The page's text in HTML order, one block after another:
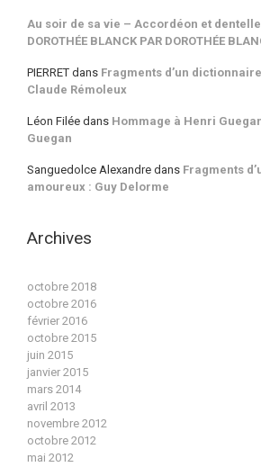
Au soir de sa vie – Accordéon et
DOROTHÉE BLANCK PAR DOROTHÉE
PIERRET dans Fragments d’un
Claude Rémoleux
Léon Filée dans Hommage à Henri
Guegan
Sanguedolce Alexandre dans Fragments
amoureux : Guy Delorme
Archives
octobre 2018
octobre 2016
février 2016
octobre 2015
juin 2015
janvier 2015
mars 2014
avril 2013
novembre 2012
octobre 2012
mai 2012